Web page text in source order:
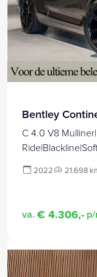
Bentley
C 4.0 V8
2022 21.698
va. € 4.306,-